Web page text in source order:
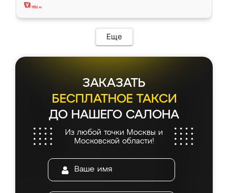
Еще
ЗАКАЗАТЬ
БЕСПЛАТНОЕ ТАКСИ
ДО НАШЕГО САЛОНА
Из любой точки Москвы и
Московской области!